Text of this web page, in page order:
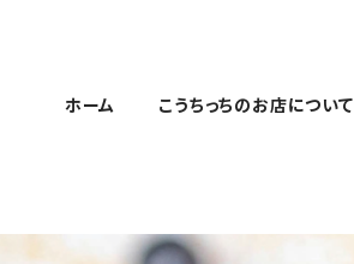
ホーム こうちっちのお店について